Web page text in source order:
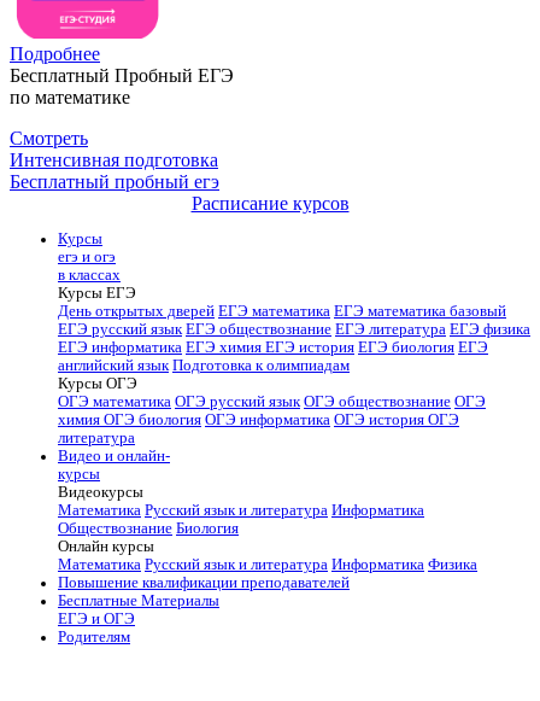
Подробнее
Бесплатный Пробный ЕГЭ
по математике
Смотреть
Интенсивная подготовка
Бесплатный пробный егэ
Расписание курсов
Курсы
егэ и огэ
в классах
Курсы ЕГЭ
День открытых дверей ЕГЭ математика ЕГЭ математика базовый
ЕГЭ русский язык ЕГЭ обществознание ЕГЭ литература ЕГЭ физика
ЕГЭ информатика ЕГЭ химия ЕГЭ история ЕГЭ биология ЕГЭ
английский язык Подготовка к олимпиадам
Курсы ОГЭ
ОГЭ математика ОГЭ русский язык ОГЭ обществознание ОГЭ
химия ОГЭ биология ОГЭ информатика ОГЭ история ОГЭ
литература
Видео и онлайн-
курсы
Видеокурсы
Математика Русский язык и литература Информатика
Обществознание Биология
Онлайн курсы
Математика Русский язык и литература Информатика Физика
Повышение квалификации преподавателей
Бесплатные Материалы
ЕГЭ и ОГЭ
Родителям